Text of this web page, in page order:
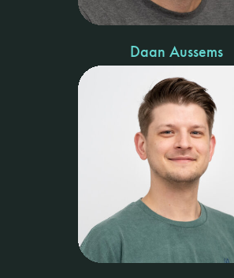
Daan Aussems